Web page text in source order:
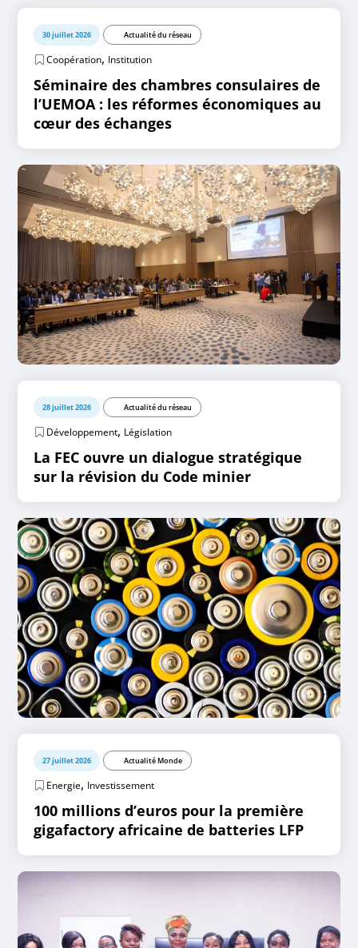
30 juillet 2026 Actualité du réseau
Coopération, Institution
Séminaire des chambres consulaires de
l’UEMOA : les réformes économiques au
cœur des échanges
28 juillet 2026 Actualité du réseau
Développement, Législation
La FEC ouvre un dialogue stratégique
sur la révision du Code minier
27 juillet 2026 Actualité Monde
Energie, Investissement
100 millions d’euros pour la première
gigafactory africaine de batteries LFP